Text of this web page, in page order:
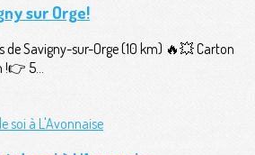
sur Orge!
de Savigny-sur-Orge (10 km) 🔥💥 Carton
5...